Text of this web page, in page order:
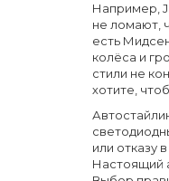
Например,
не ломают,
есть
колёса и
стили не
хотите,
или отказу
Настоящий